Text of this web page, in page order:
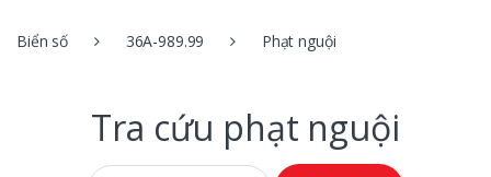
o
Biển số 36A-989.99 Phạt nguội
Tra cứu phạt nguội